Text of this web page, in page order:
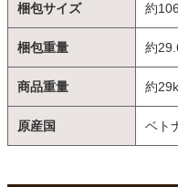
梱包サイズ 約
梱包重量 約
商品重量 約
原産国 ベト